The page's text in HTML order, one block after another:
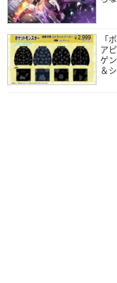
「
ア
ゲ
＆